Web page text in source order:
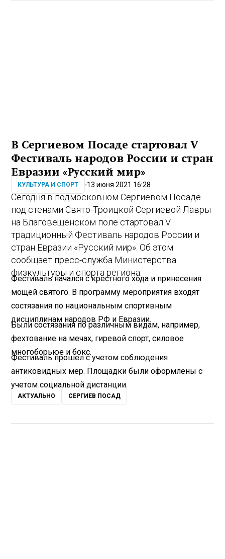
В Сергиевом Посаде стартовал V
Фестиваль народов России и стран
Евразии «Русский мир»
КУЛЬТУРА И СПОРТ 13 июня 2021 16:28
Сегодня в подмосковном Сергиевом Посаде
под стенами Свято-Троицкой Сергиевой Лавры
на Благовещенском поле стартовал V
традиционный Фестиваль народов России и
стран Евразии «Русский мир». Об этом
сообщает пресс-служба Министерства
физкультуры и спорта региона.
Фестиваль начался с крестного хода и принесения
мощей святого. В программу мероприятия входят
состязания по национальным спортивным
дисциплинам народов РФ и Евразии.
Были состязания по различным видам, например,
фехтование на мечах, гиревой спорт, силовое
многоборьюе и бокс.
Фестиваль прошел с учетом соблюдения
антиковидных мер. Площадки были оформлены с
учетом социальной дистанции.
АКТУАЛЬНО СЕРГИЕВ ПОСАД